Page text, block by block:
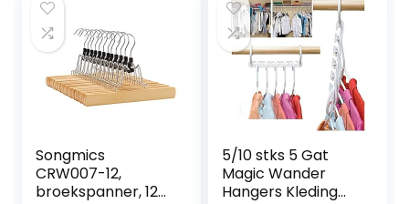
Songmics
CRW007-12,
broekspanner, 12
5/10 stks 5 Gat
Magic Wander
Hangers Kleding